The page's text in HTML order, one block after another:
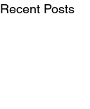
Recent Posts